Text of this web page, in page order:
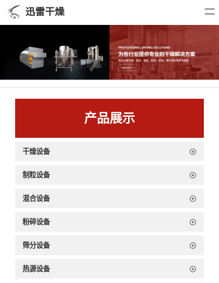
迅雷干燥
产品展示
干燥设备
制粒设备
混合设备
粉碎设备
筛分设备
热源设备